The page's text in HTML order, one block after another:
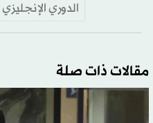
الدوري الإنجليزي
مقالات ذات صلة